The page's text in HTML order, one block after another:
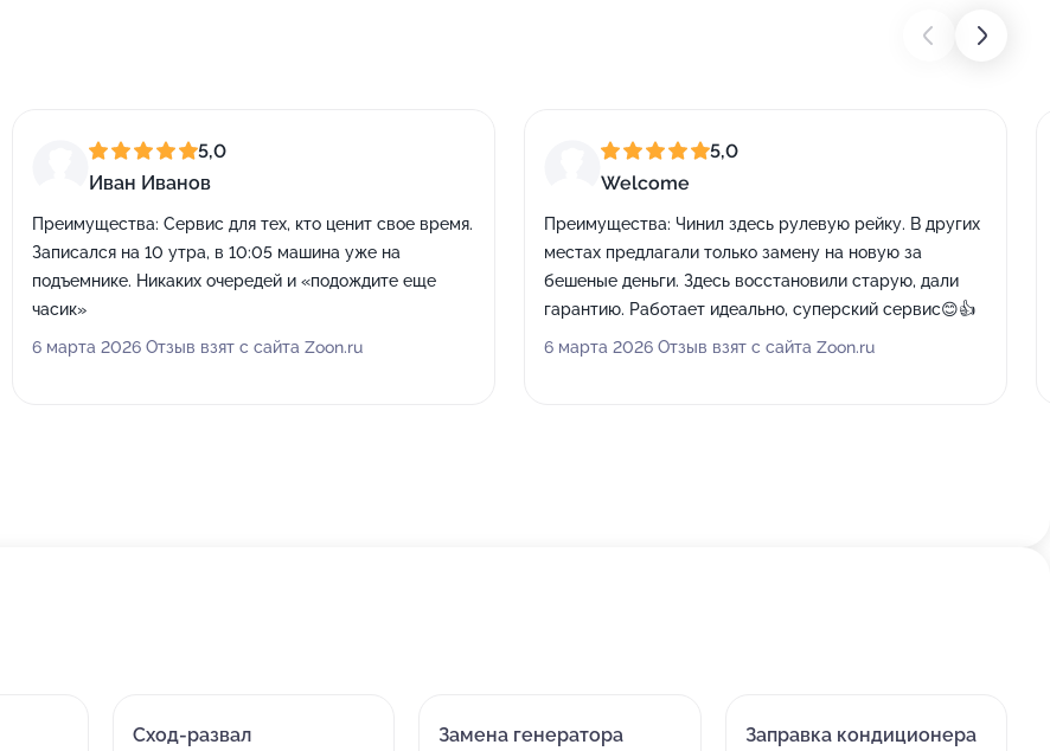
5,0
Иван Иванов
Преимущества: Сервис для тех, кто ценит свое время.
Записался на 10 утра, в 10:05 машина уже на
подъемнике. Никаких очередей и «подождите еще
часик»
6 марта 2026 Отзыв взят с сайта Zoon.ru
5,0
Welcome
Преимущества: Чинил здесь рулевую рейку. В других
местах предлагали только замену на новую за
бешеные деньги. Здесь восстановили старую, дали
гарантию. Работает идеально, суперский сервис😊👍
6 марта 2026 Отзыв взят с сайта Zoon.ru
Сход-развал
Замена генератора
Заправка кондиционера